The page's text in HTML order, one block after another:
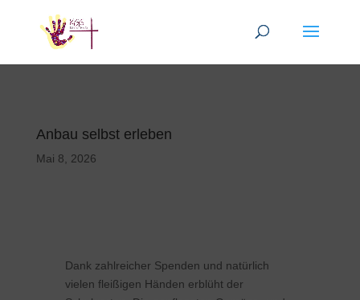
Anbau selbst erleben
Mai 8, 2026
Dank zahlreicher Spenden und natürlich
vielen fleißigen Händen erblüht der